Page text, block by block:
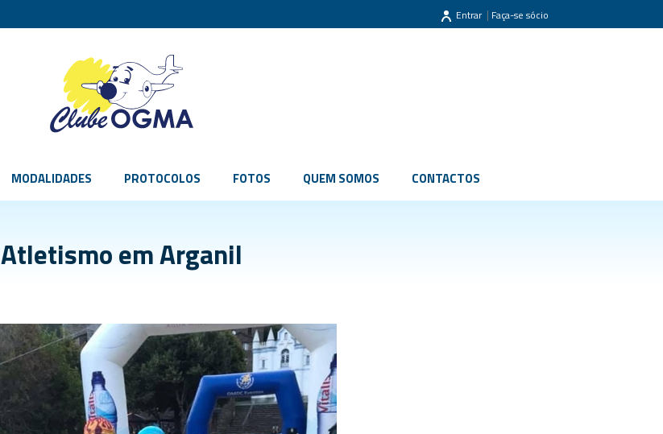
Entrar | Faça-se sócio
MODALIDADES PROTOCOLOS FOTOS QUEM SOMOS CONTACTOS
Atletismo em Arganil